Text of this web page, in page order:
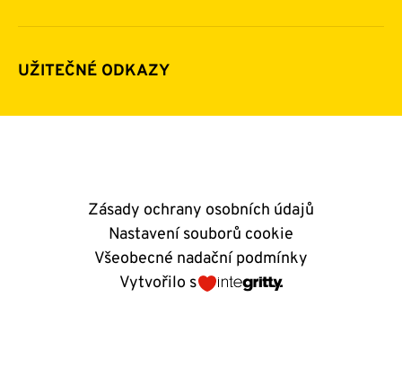
Napsali o nás
Další možnosti pomoci
Zpravodaje
Komu a jak pomáháme
Pravidla poskytování finanční pomoci
UŽITEČNÉ ODKAZY
Kontakty
Zásady ochrany osobních údajů
Nastavení souborů cookie
Všeobecné nadační podmínky
Vytvořilo s